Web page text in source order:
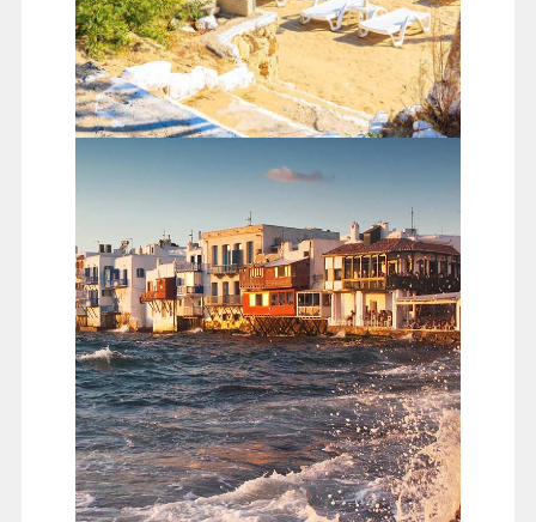
天堂海灘
在七零年代是專屬於男同志的裸體海灘，到後來不少人
抱著窺視或也想湊熱鬧的心態，於是天堂海灘的男同志
漸漸消失了，現在的天堂海灘，充滿了男男女女，穿著
泳裝在吧台或沙灘狂飲或是跳舞